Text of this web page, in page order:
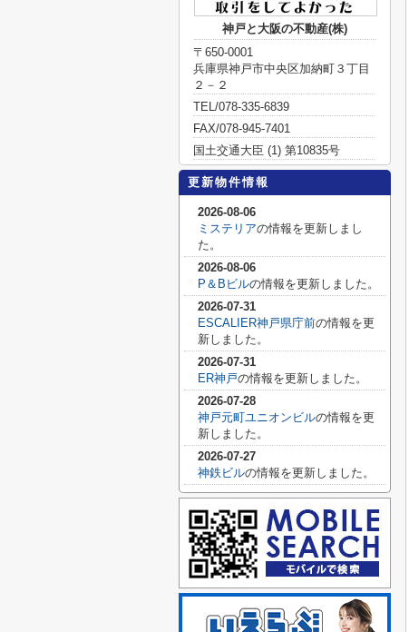
神戸と大阪の不動産(株)
〒650-0001
兵庫県神戸市中央区加納町３丁目
２－２
TEL/078-335-6839
FAX/078-945-7401
国土交通大臣 (1) 第10835号
更新物件情報
2026-08-06
ミステリアの情報を更新しまし
た。
2026-08-06
P＆Bビルの情報を更新しました。
2026-07-31
ESCALIER神戸県庁前の情報を更
新しました。
2026-07-31
ER神戸の情報を更新しました。
2026-07-28
神戸元町ユニオンビルの情報を更
新しました。
2026-07-27
神鉄ビルの情報を更新しました。